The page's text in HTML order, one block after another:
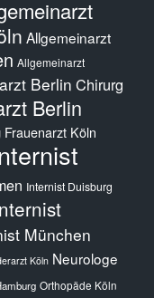
Allgemeinarzt
Allgemeinarzt
Berlin Chirurg
Berlin
Frauenarzt Köln
Internist Duisburg
München
Köln Neurologe
Orthopäde Köln